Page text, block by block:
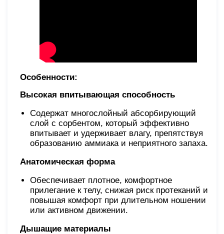
Особенности:
Высокая впитывающая способность
Содержат многослойный абсорбирующий
слой с сорбентом, который эффективно
впитывает и удерживает влагу, препятствуя
образованию аммиака и неприятного запаха.
Анатомическая форма
Обеспечивает плотное, комфортное
прилегание к телу, снижая риск протеканий и
повышая комфорт при длительном ношении
или активном движении.
Дышащие материалы